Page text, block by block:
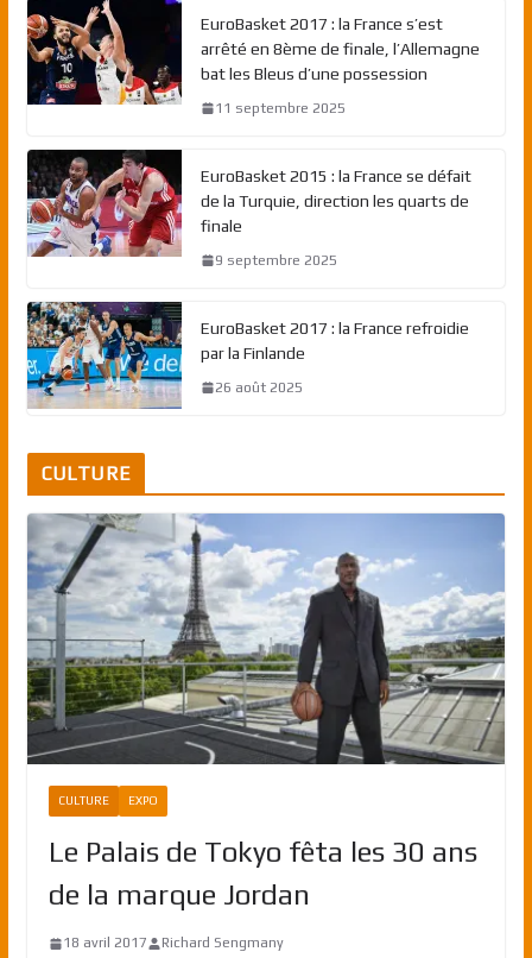
EuroBasket 2017 : la France s’est
arrêté en 8ème de finale, l’Allemagne
bat les Bleus d’une possession
11 septembre 2025
EuroBasket 2015 : la France se défait
de la Turquie, direction les quarts de
finale
9 septembre 2025
EuroBasket 2017 : la France refroidie
par la Finlande
26 août 2025
CULTURE
CULTURE EXPO
Le Palais de Tokyo fêta les 30 ans
de la marque Jordan
18 avril 2017 Richard Sengmany